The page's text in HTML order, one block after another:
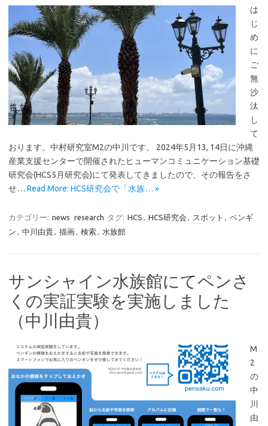
は
じ
め
に
ご
無
沙
汰
し
て
おります。中村研究室M2の中川です。 2024年5月13, 14日に沖縄
産業支援センターで開催されたヒューマンコミュニケーション基礎
研究会(HCS5月研究会)にて発表してきましたので、その報告をさ
せ… Read More: HCS研究会で「水族… »
カテゴリー: news research タグ: HCS , HCS研究会 , スポット , ペンギ
ン , 中川由貴, 描画, 検索, 水族館
サンシャイン水族館にてペンさ
くの実証実験を実施しました
（中川由貴）
M
2
の
中
川
由